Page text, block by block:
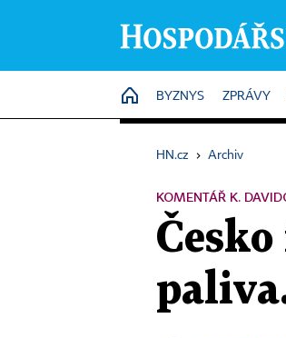
HOME
BYZNYS ZPRÁVY
HN.cz › Archiv
KOMENTÁŘ K.